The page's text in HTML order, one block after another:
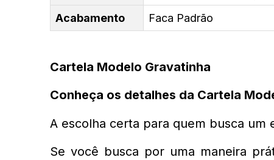
Acabamento
Faca Padrão
Cartela Modelo Gravatinha
Conheça os detalhes da Cartela
A escolha certa para quem busca um
Se você busca por uma maneira